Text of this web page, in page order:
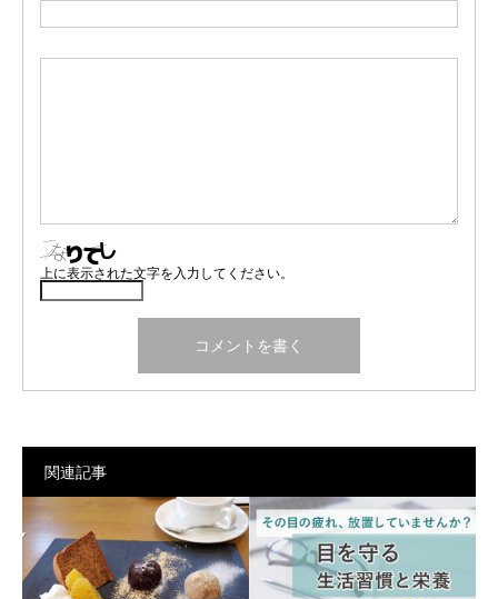
上に表示された文字を入力してください。
関連記事